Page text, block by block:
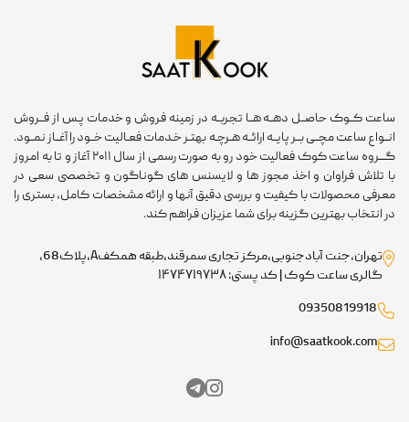
ساعت کــوک حاصــل دهــه هــا تجربــه در زمینه فروش و خدمات پـس از فــروش
انــواع ساعت مچــی بــر پایــه ارائــه هـرچـه بهتـر خـدمات فعـالیت خــود را آغــاز نمــود.
گـــروه ساعت کوک فعالیت خود رو به صورت رسمی از سال ۲۰۱۱ آغاز و تا به امروز
با تلاش فراوان و اخذ مجوز ها و لایسنس های گوناگون و تخصصی سعی در
معرفی محصولات با کیفیت و بررسی دقیق آنها و ارائه مشخصات کامل، بستری را
در انتخاب بهترین گزینه برای شما عزیزان فراهم کند.
تهران،جنت آبادجنوبی،مرکز تجاری سمرقند،طبقه همکفA،پلاک68،
گالری ساعت کوک | کد پستی: ۱۴۷۴۷۱۹۷۳۸
09350819918
info@saatkook.com